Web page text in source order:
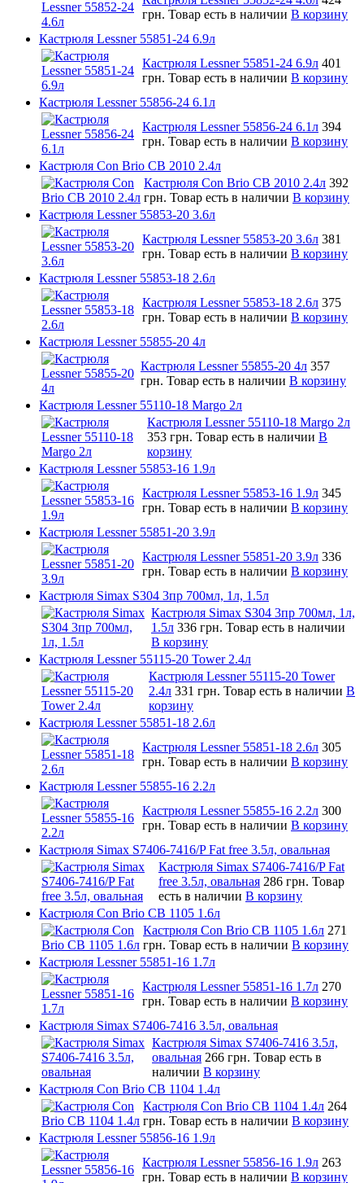
грн. Товар есть в наличии В корзину
Кастрюля Lessner 55851-24 6.9л
Кастрюля Lessner 55851-24 6.9л 401
грн. Товар есть в наличии В корзину
Кастрюля Lessner 55856-24 6.1л
Кастрюля Lessner 55856-24 6.1л 394
грн. Товар есть в наличии В корзину
Кастрюля Con Brio CB 2010 2.4л
Кастрюля Con Brio CB 2010 2.4л 392
грн. Товар есть в наличии В корзину
Кастрюля Lessner 55853-20 3.6л
Кастрюля Lessner 55853-20 3.6л 381
грн. Товар есть в наличии В корзину
Кастрюля Lessner 55853-18 2.6л
Кастрюля Lessner 55853-18 2.6л 375
грн. Товар есть в наличии В корзину
Кастрюля Lessner 55855-20 4л
Кастрюля Lessner 55855-20 4л 357
грн. Товар есть в наличии В корзину
Кастрюля Lessner 55110-18 Margo 2л
Кастрюля Lessner 55110-18 Margo 2л
353 грн. Товар есть в наличии В
корзину
Кастрюля Lessner 55853-16 1.9л
Кастрюля Lessner 55853-16 1.9л 345
грн. Товар есть в наличии В корзину
Кастрюля Lessner 55851-20 3.9л
Кастрюля Lessner 55851-20 3.9л 336
грн. Товар есть в наличии В корзину
Кастрюля Simax S304 3пр 700мл, 1л, 1.5л
Кастрюля Simax S304 3пр 700мл, 1л,
1.5л 336 грн. Товар есть в наличии
В корзину
Кастрюля Lessner 55115-20 Tower 2.4л
Кастрюля Lessner 55115-20 Tower
2.4л 331 грн. Товар есть в наличии В
корзину
Кастрюля Lessner 55851-18 2.6л
Кастрюля Lessner 55851-18 2.6л 305
грн. Товар есть в наличии В корзину
Кастрюля Lessner 55855-16 2.2л
Кастрюля Lessner 55855-16 2.2л 300
грн. Товар есть в наличии В корзину
Кастрюля Simax S7406-7416/P Fat free 3.5л, овальная
Кастрюля Simax S7406-7416/P Fat
free 3.5л, овальная 286 грн. Товар
есть в наличии В корзину
Кастрюля Con Brio CB 1105 1.6л
Кастрюля Con Brio CB 1105 1.6л 271
грн. Товар есть в наличии В корзину
Кастрюля Lessner 55851-16 1.7л
Кастрюля Lessner 55851-16 1.7л 270
грн. Товар есть в наличии В корзину
Кастрюля Simax S7406-7416 3.5л, овальная
Кастрюля Simax S7406-7416 3.5л,
овальная 266 грн. Товар есть в
наличии В корзину
Кастрюля Con Brio CB 1104 1.4л
Кастрюля Con Brio CB 1104 1.4л 264
грн. Товар есть в наличии В корзину
Кастрюля Lessner 55856-16 1.9л
Кастрюля Lessner 55856-16 1.9л 263
грн. Товар есть в наличии В корзину